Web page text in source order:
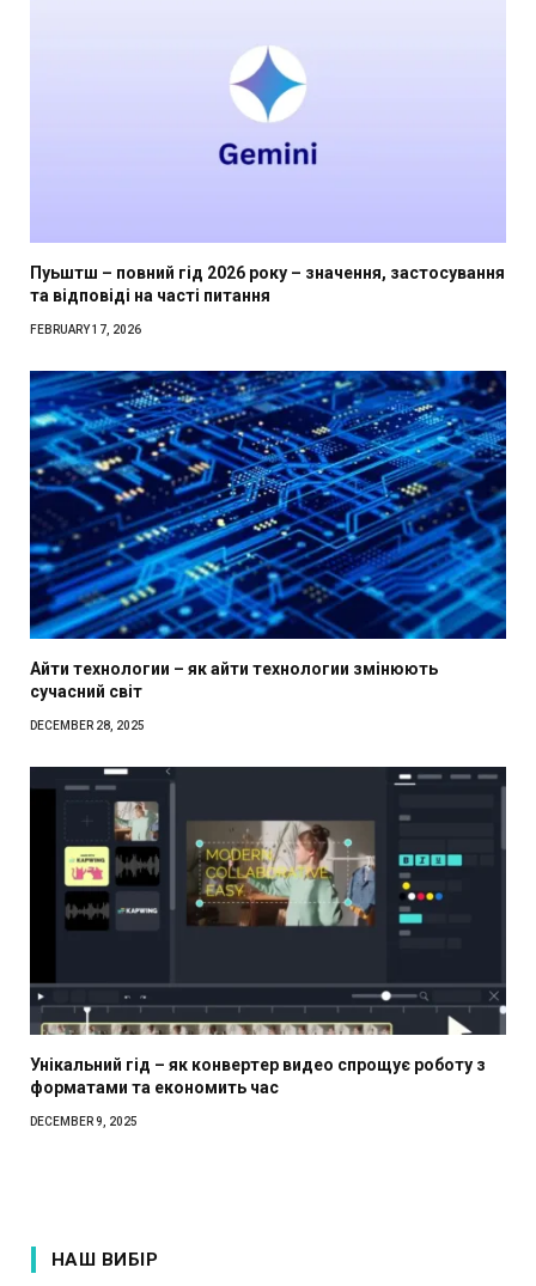
Пуьштш – повний гід 2026 року – значення, застосування
та відповіді на часті питання
FEBRUARY 17, 2026
Айти технологии – як айти технологии змінюють
сучасний світ
DECEMBER 28, 2025
Унікальний гід – як конвертер видео спрощує роботу з
форматами та економить час
DECEMBER 9, 2025
НАШ ВИБІР